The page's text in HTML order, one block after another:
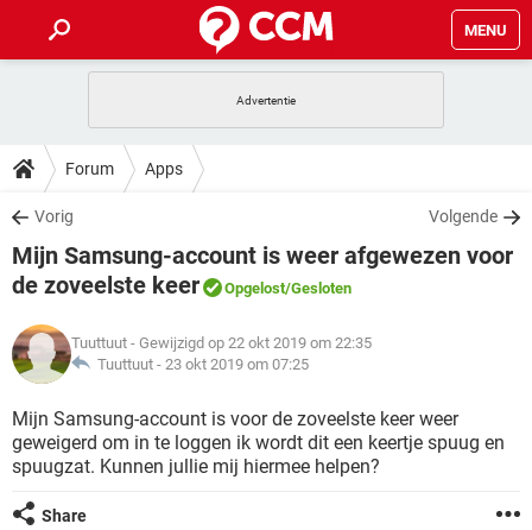
MENU
INSTAGRAM
NETFLIX
GRATIS SNAPCHAT
TIKTOK
HOW-TO
VIDEOBELLEN
NETFLIX
TIKTOK
DOWNLOADS
VIDEOBELLEN GAMES
INSTAGRAM WINDOWS 10
NETFLIX CORONAVIRUS
GRATIS
TIKTOK
FORUM
INSTAGRAM WINDOWS 10
GRATIS SNAPCHAT
TIKTOK
ARTIKELEN
VIDEOBELLEN
INSTAGRAM WINDOWS 10
NETFLIX CORONAVIRUS
GRATIS
Forum Apps
Vorig Volgende
Mijn Samsung-account is weer afgewezen voor
de zoveelste keer
Opgelost/Gesloten
Tuuttuut - Gewijzigd op 22 okt 2019 om 22:35
Tuuttuut - 23 okt 2019 om 07:25
Mijn Samsung-account is voor de zoveelste keer weer
geweigerd om in te loggen ik wordt dit een keertje spuug en
spuugzat. Kunnen jullie mij hiermee helpen?
Share